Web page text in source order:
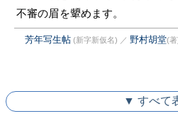
不審の眉を顰めます。
芳年写生帖 (新字新仮名) ／ 野村胡堂(著
▼ すべて